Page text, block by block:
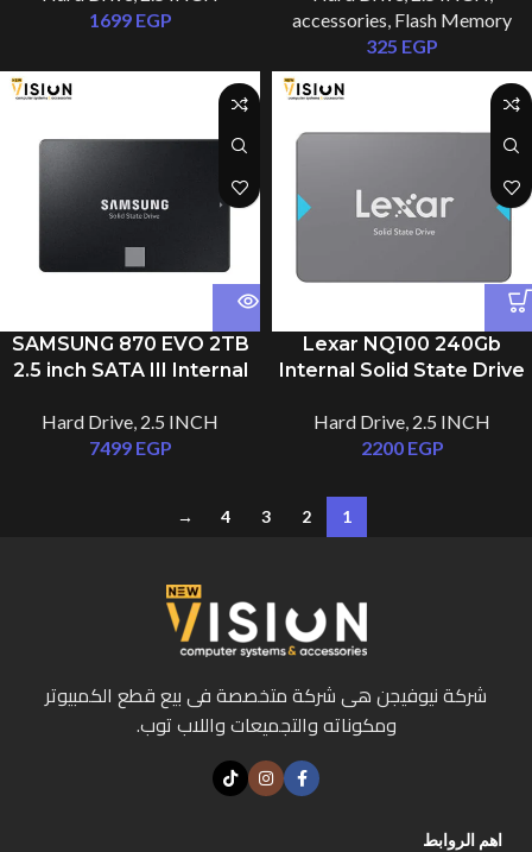
accessories, Flash Memory
325 EGP
1699 EGP
Lexar NQ100 240Gb
Internal Solid State Drive
Hard Drive, 2.5 INCH
2200 EGP
SAMSUNG 870 EVO 2TB
2.5 inch SATA III Internal
Hard Drive, 2.5 INCH
7499 EGP
1
2
3
4
→
شركة نيوفيجن هى شركة متخصصة فى بيع قطع الكمبيوتر
ومكوناته والتجميعات واللاب توب.
اهم الروابط